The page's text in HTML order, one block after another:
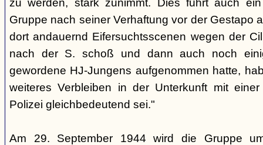
zu werden, stark zunimmt. Dies führt auch
Gruppe nach seiner Verhaftung vor der Gestapo
dort andauernd Eifersuchtsscenen wegen der
nach der S. schoß und dann auch noch
gewordene HJ-Jungens aufgenommen hatte,
weiteres Verbleiben in der Unterkunft mit
Polizei gleichbedeutend sei."
Am 29. September 1944 wird die Gruppe